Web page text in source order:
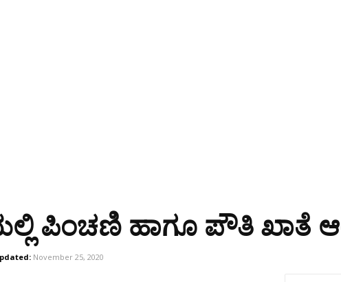
ಪಿಂಚಣಿ ಹಾಗೂ ಪೌತಿ ಖಾತೆ
November 25, 2020